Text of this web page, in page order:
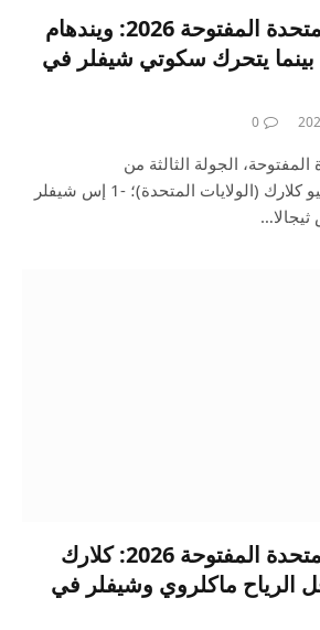
بطولة الولايات المتحدة المفتوحة 2026: ويندهام
بينما يتحرك سكوتي شيفلر في
0
المفتوحة، الجولة الثالثة من
المتصدرينالقائد: -7 دبليو كلارك (الولايات المتحدة)؛ -1 إس شيفلر
ثيجالا…
بطولة الولايات المتحدة المفتوحة 2026: كلارك
الرياح ماكلروي وشيفلر في